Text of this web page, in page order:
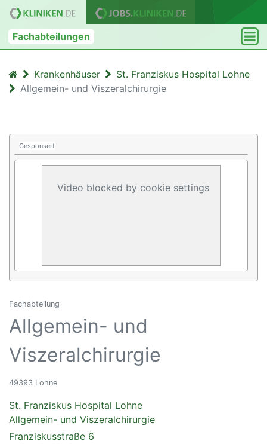
Fachabteilungen
Krankenhäuser
St. Franziskus Hospital Lohne
Allgemein- und Viszeralchirurgie
Gesponsert
Video blocked by cookie settings
Fachabteilung
Allgemein- und
Viszeralchirurgie
49393 Lohne
St. Franziskus Hospital Lohne
Allgemein- und Viszeralchirurgie
Franziskusstraße 6